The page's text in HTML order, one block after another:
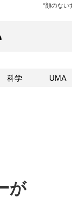
“顔のない
はこちら
のinstagramはこちら
が
科学 UMA